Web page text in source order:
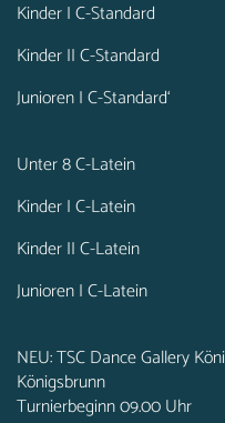
Kinder I C-Standard
Kinder II C-Standard
Junioren I C-Standard‘
Unter 8 C-Latein
Kinder I C-Latein
Kinder II C-Latein
Junioren I C-Latein
NEU: TSC Dance Gallery
Königsbrunn
Turnierbeginn 09.00 Uhr